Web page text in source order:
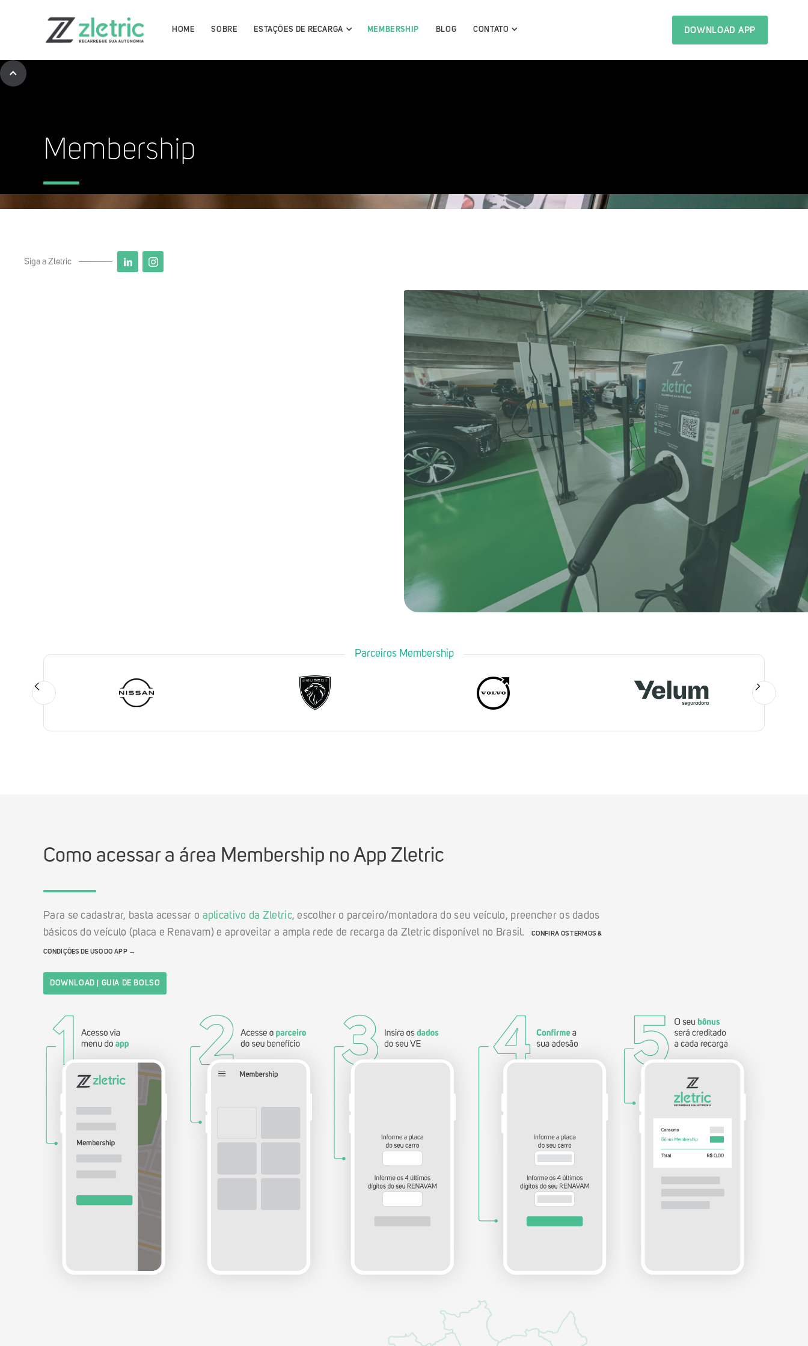
HOME SOBRE ESTAÇÕES DE RECARGA MEMBERSHIP BLOG CONTATO DOWNLOAD APP
Baixe agora o App Zletric e conheça
as nossas estações de recarga
Membership
Siga a Zletric
Parceiros Membership
Como acessar a área Membership no App Zletric
Para se cadastrar, basta acessar o aplicativo da Zletric, escolher o parceiro/montadora do seu veículo, preencher os dados
básicos do veículo (placa e Renavam) e aproveitar a ampla rede de recarga da Zletric disponível no Brasil.
CONFIRA OS TERMOS &
CONDIÇÕES DE USO DO APP →
DOWNLOAD | GUIA DE BOLSO